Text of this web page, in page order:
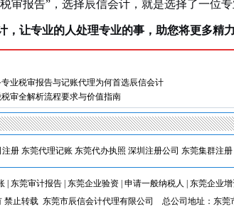
审报告”，选择辰信会计，就是选择了一位
，让专业的人处理专业的事，助您将更多精
业税审报告与记账代理为何首选辰信会计
审全解析流程要求与价值指南
注册 东莞代理记账 东莞代办执照 深圳注册公司 东莞集群注册
| 东莞审计报告| 东莞企业验资| 申请一般纳税人 东莞企业增
止转载 东莞市辰信会计代理有限公司 总公司地址：东莞